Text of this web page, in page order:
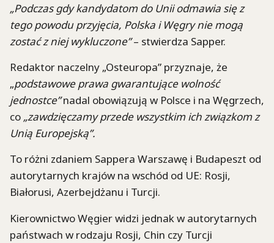
„Podczas gdy kandydatom do Unii odmawia się z
tego powodu przyjęcia, Polska i Węgry nie mogą
zostać z niej wykluczone”– stwierdza Sapper.
Redaktor naczelny „Osteuropa” przyznaje, że
„podstawowe prawa gwarantujące wolność
jednostce”nadal obowiązują w Polsce i na Węgrzech,
co „zawdzięczamy przede wszystkim ich związkom z
Unią Europejską”.
To różni zdaniem Sappera Warszawę i Budapeszt od
autorytarnych krajów na wschód od UE: Rosji,
Białorusi, Azerbejdżanu i Turcji.
Kierownictwo Węgier widzi jednak w autorytarnych
państwach w rodzaju Rosji, Chin czy Turcji